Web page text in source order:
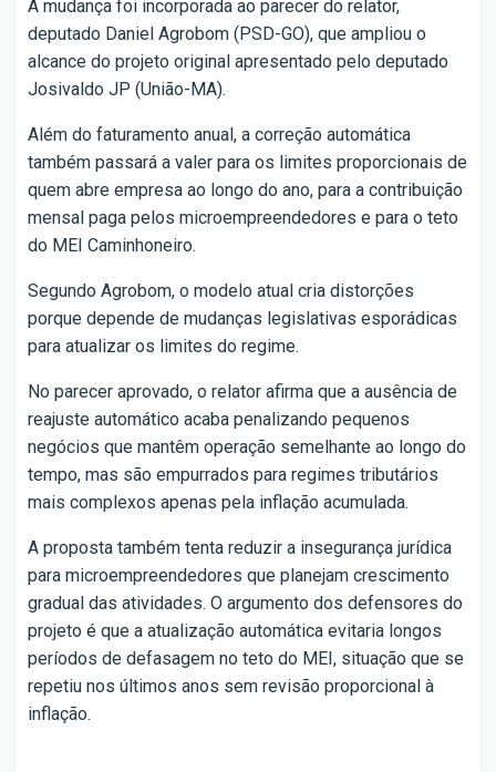
A mudança foi incorporada ao parecer do relator,
deputado Daniel Agrobom (PSD-GO), que ampliou o
alcance do projeto original apresentado pelo deputado
Josivaldo JP (União-MA).
Além do faturamento anual, a correção automática
também passará a valer para os limites proporcionais de
quem abre empresa ao longo do ano, para a contribuição
mensal paga pelos microempreendedores e para o teto
do MEI Caminhoneiro.
Segundo Agrobom, o modelo atual cria distorções
porque depende de mudanças legislativas esporádicas
para atualizar os limites do regime.
No parecer aprovado, o relator afirma que a ausência de
reajuste automático acaba penalizando pequenos
negócios que mantêm operação semelhante ao longo do
tempo, mas são empurrados para regimes tributários
mais complexos apenas pela inflação acumulada.
A proposta também tenta reduzir a insegurança jurídica
para microempreendedores que planejam crescimento
gradual das atividades. O argumento dos defensores do
projeto é que a atualização automática evitaria longos
períodos de defasagem no teto do MEI, situação que se
repetiu nos últimos anos sem revisão proporcional à
inflação.